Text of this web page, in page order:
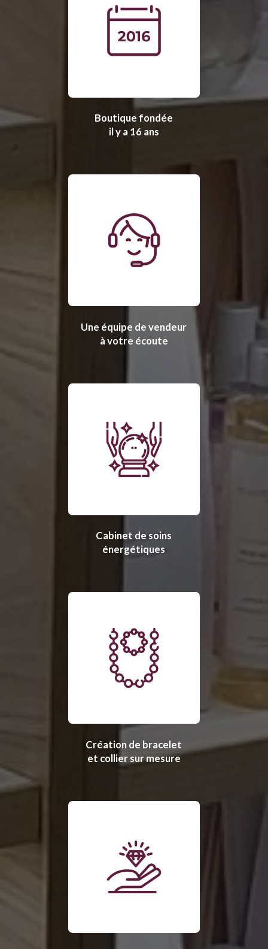
Boutique fondée
il y a 16 ans
Une équipe de vendeur
à votre écoute
Cabinet de soins
énergétiques
Création de bracelet
et collier sur mesure